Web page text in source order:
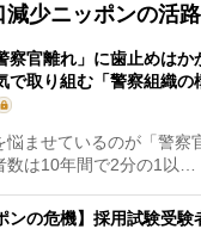
少ニッポンの活路
察官離れ」に歯止めは
で取り組む「警察組織
ませているのが「警察
は10年間で2分の1以…
ンの危機】採用試験受